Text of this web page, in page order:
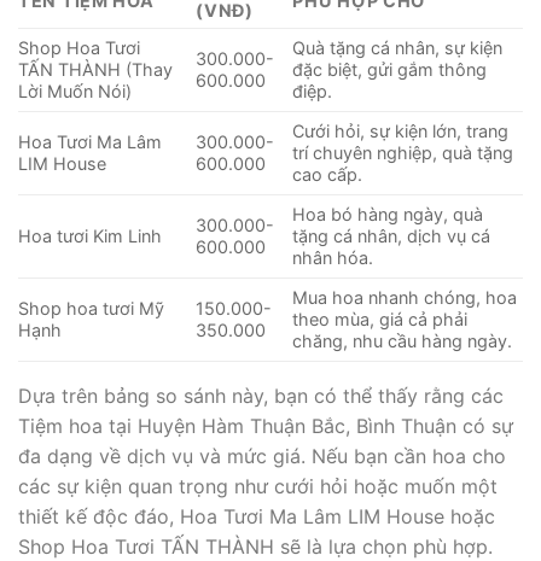
(VNĐ)
Shop Hoa Tươi
TẤN THÀNH (Thay
Lời Muốn Nói)
300.000-
600.000
Quà tặng cá nhân, sự kiện
đặc biệt, gửi gắm thông
điệp.
Hoa Tươi Ma Lâm
LIM House
300.000-
600.000
Cưới hỏi, sự kiện lớn, trang
trí chuyên nghiệp, quà tặng
cao cấp.
Hoa tươi Kim Linh
300.000-
600.000
Hoa bó hàng ngày, quà
tặng cá nhân, dịch vụ cá
nhân hóa.
Shop hoa tươi Mỹ
Hạnh
150.000-
350.000
Mua hoa nhanh chóng, hoa
theo mùa, giá cả phải
chăng, nhu cầu hàng ngày.
Dựa trên bảng so sánh này, bạn có thể thấy rằng các
Tiệm hoa tại Huyện Hàm Thuận Bắc, Bình Thuận có sự
đa dạng về dịch vụ và mức giá. Nếu bạn cần hoa cho
các sự kiện quan trọng như cưới hỏi hoặc muốn một
thiết kế độc đáo, Hoa Tươi Ma Lâm LIM House hoặc
Shop Hoa Tươi TẤN THÀNH sẽ là lựa chọn phù hợp.